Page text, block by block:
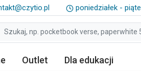
poniedziałek -
Outlet Dla edukacji